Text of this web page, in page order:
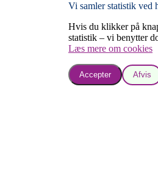
Vi samler statistik ved
Hvis du klikker på
statistik – vi benytter
Læs mere om cookies
Accepter Afvis